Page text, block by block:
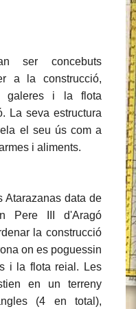
ser concebuts
a la construcció,
galeres i la flota
La seva estructura
el seu ús com a
i aliments.
Atarazanas data de
Pere III d'Aragó
la construcció
on es poguessin
i la flota reial. Les
en un terreny
(4 en total),